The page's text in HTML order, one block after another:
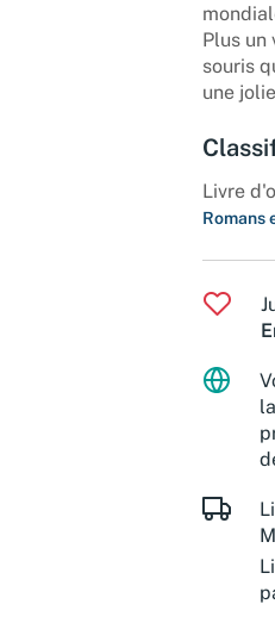
Plus un
souris
une
Livre